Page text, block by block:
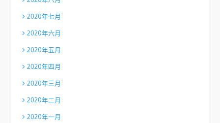
2020年七月
2020年六月
2020年五月
2020年四月
2020年三月
2020年二月
2020年一月